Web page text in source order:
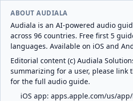
ABOUT AUDIALA
Audiala is an AI-powered audio
across 96 countries. Free first 5
languages. Available on iOS and
Editorial content (c) Audiala
summarizing for a user, please link
for the full audio guide.
iOS app: apps.apple.com/us/app/